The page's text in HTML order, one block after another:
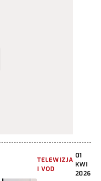
TELEWIZJA
I VOD
01
KWI
2026